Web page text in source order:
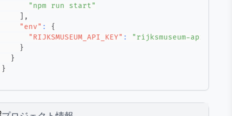
"npm run start"
,
"env" :
{
"RIJKSMUSEUM_API_KEY" :
"rijksmuseum-api-key"
}
}
}